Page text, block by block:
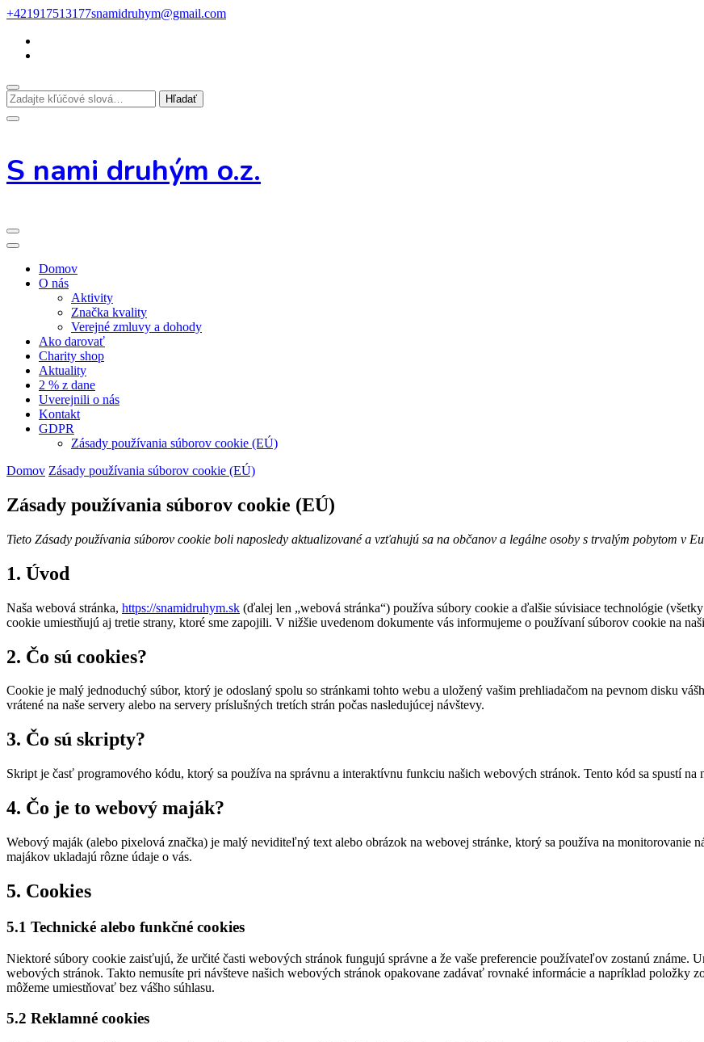
Preskoč
obsah
+421917513177snamidruhym@gmail.com
Hľadáte
niečo?
S nami druhým o.z.
Domov
O nás
Aktivity
Značka kvality
Verejné zmluvy a dohody
Ako darovať
Charity shop
Aktuality
2 % z dane
Uverejnili o nás
Kontakt
GDPR
Zásady používania súborov cookie (EÚ)
Domov Zásady používania súborov cookie (EÚ)
Zásady používania súborov cookie (EÚ)
Tieto Zásady používania súborov cookie boli naposledy aktualizované a vzťahujú sa na občanov a legálne osoby s trvalým pobytom v
1. Úvod
Naša webová stránka, https://snamidruhym.sk (ďalej len „webová stránka“) používa súbory cookie a ďalšie súvisiace technológie
cookie umiestňujú aj tretie strany, ktoré sme zapojili. V nižšie uvedenom dokumente vás informujeme o používaní súborov cookie na
2. Čo sú cookies?
Cookie je malý jednoduchý súbor, ktorý je odoslaný spolu so stránkami tohto webu a uložený vašim prehliadačom na pevnom disku
vrátené na naše servery alebo na servery príslušných tretích strán počas nasledujúcej návštevy.
3. Čo sú skripty?
Skript je časť programového kódu, ktorý sa používa na správnu a interaktívnu funkciu našich webových stránok. Tento kód sa spustí na
4. Čo je to webový maják?
Webový maják (alebo pixelová značka) je malý neviditeľný text alebo obrázok na webovej stránke, ktorý sa používa na monitorovanie
majákov ukladajú rôzne údaje o vás.
5. Cookies
5.1 Technické alebo funkčné cookies
Niektoré súbory cookie zaisťujú, že určité časti webových stránok fungujú správne a že vaše preferencie používateľov zostanú známe.
webových stránok. Takto nemusíte pri návšteve našich webových stránok opakovane zadávať rovnaké informácie a napríklad položky
môžeme umiestňovať bez vášho súhlasu.
5.2 Reklamné cookies